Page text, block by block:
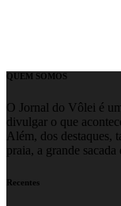
QUEM SOMOS
O Jornal do Vôlei é
divulgar o que
Além, dos destaques,
praia, a grande
Recentes